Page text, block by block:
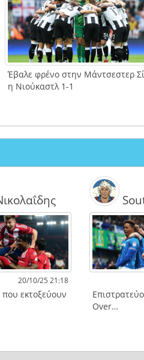
Έβαλε φρένο στην Μάντσεστερ
η Νιούκαστλ 1-1
20/10/25 21:18
που εκτοξεύουν
Over…